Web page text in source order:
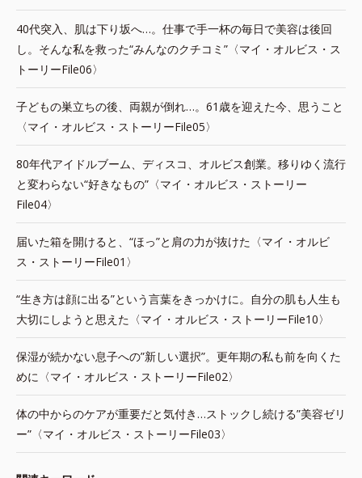
40代突入、肌は下り坂へ…。仕事で手一杯の毎日で美容は後回
し。そんな私を救った“みんなのクチコミ”〈マイ・オルビス・ス
トーリーFile06〉
子どもの巣立ちの後、両親が倒れ…。61歳を迎えた今、思うこと
〈マイ・オルビス・ストーリーFile05〉
80年代アイドルブーム、ディスコ、オルビス創業。移りゆく流行
と変わらない“好きなもの”〈マイ・オルビス・ストーリー
File04〉
届いた箱を開けると、“ほっ”と肩の力が抜けた〈マイ・オルビ
ス・ストーリーFile01〉
“生き方は顔に出る”という言葉をきっかけに。自分の肌も人生も
大切にしようと思えた〈マイ・オルビス・ストーリーFile10〉
保湿が続かない息子への”新しい選択”。更年期の私も前を向くた
めに〈マイ・オルビス・ストーリーFile02〉
体の中からのケアが重要だと気付き…ストックし続ける”美容ゼリ
ー”〈マイ・オルビス・ストーリーFile03〉